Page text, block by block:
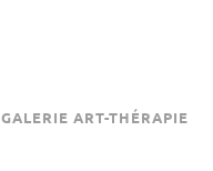
GALERIE ART-THÉRAPIE